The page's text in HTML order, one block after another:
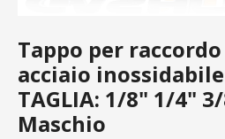
Tappo per
acciaio
TAGLIA: 1/8" 1/4"
Maschio